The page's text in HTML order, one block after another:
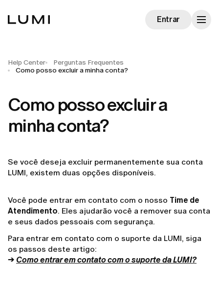
Entrar
Help Center
Perguntas Frequentes
Como posso excluir a minha conta?
Como posso excluir a
minha conta?
Se você deseja excluir permanentemente sua conta
LUMI, existem duas opções disponíveis.
Você pode entrar em contato com o nosso Time de
Atendimento. Eles ajudarão você a remover sua conta
e seus dados pessoais com segurança.
Para entrar em contato com o suporte da LUMI, siga
os passos deste artigo:
→ Como entrar em contato com o suporte da LUMI?